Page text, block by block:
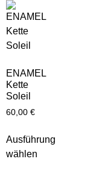
ENAMEL
Kette
Soleil
60,00 €
Ausführung
wählen